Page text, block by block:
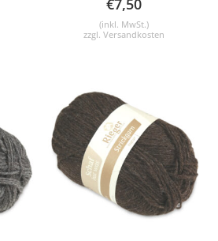
(inkl. MwSt.)
zzgl.Versandkosten